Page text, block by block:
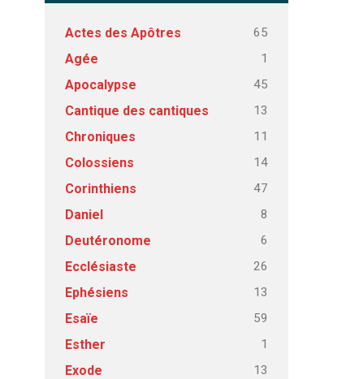
Actes des Apôtres 65
Agée 1
Apocalypse 45
Cantique des cantiques 13
Chroniques 11
Colossiens 14
Corinthiens 47
Daniel 8
Deutéronome 6
Ecclésiaste 26
Ephésiens 13
Esaïe 59
Esther 1
Exode 13